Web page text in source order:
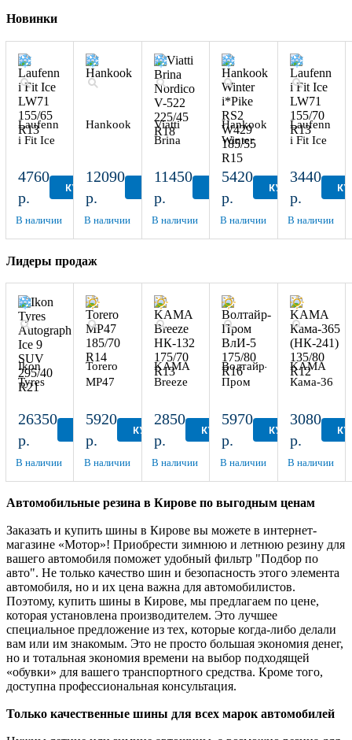
Новинки
Laufenn
i Fit Ice
155/65
4760
р.
КУПИТЬ
В наличии
Hankook
12090
р.
В наличии
Viatti
Brina
V-522
R18
11450
р.
В наличии
Hankook
Winter
i*Pike
RS2
185/55
R15
5420
р.
КУПИТЬ
В наличии
Laufenn
i Fit Ice
155/70
3440
р.
В наличии
Лидеры продаж
Ikon
Tyres
Ice 9
295/40
R21
26350
р.
В наличии
Torero
MP47
R14
5920
р.
КУПИТЬ
В наличии
KAMA
Breeze
175/70
2850
р.
КУПИТЬ
В наличии
Волтайр-
Пром
175/80
5970
р.
КУПИТЬ
В наличии
KAMA
Кама-365
135/80
3080
р.
В наличии
Автомобильные резина в Кирове по выгодным ценам
Заказать и купить шины в Кирове вы можете в интернет-
магазине «Мотор»! Приобрести зимнюю и летнюю резину для
вашего автомобиля поможет удобный фильтр "Подбор по
авто". Не только качество шин и безопасность этого элемента
автомобиля, но и их цена важна для автомобилистов.
Поэтому, купить шины в Кирове, мы предлагаем по цене,
которая установлена производителем. Это лучшее
специальное предложение из тех, которые когда-либо делали
вам или им знакомым. Это не просто большая экономия денег,
но и тотальная экономия времени на выбор подходящей
«обувки» для вашего транспортного средства. Кроме того,
доступна профессиональная консультация.
Только качественные шины для всех марок автомобилей